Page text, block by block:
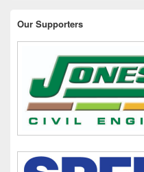
Our Supporters